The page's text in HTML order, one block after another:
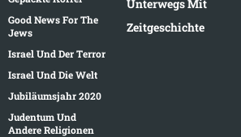
Good News For The
Jews
Israel Und Der Terror
Israel Und Die Welt
Jubiläumsjahr 2020
Judentum Und
Andere Religionen
Unterwegs Mit
Zeitgeschichte